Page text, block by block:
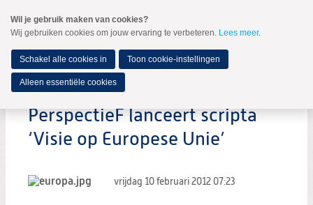
naar
Spring
de
inhoud
Spring
naar
hoofdmenu
MENU
PerspectieF lanceert scripta
‘Visie op Europese Unie’
vrijdag 10 februari 2012 07:23
Wil je gebruik maken van cookies?
Wij gebruiken cookies om jouw ervaring te verbeteren. Lees meer.
Schakel alle cookies in Toon cookie-instellingen
Alleen essentiële cookies